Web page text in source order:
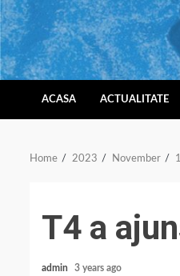
Skip
to
content
ACASA ACTUALITATE
Home 2023 November
T4 a
admin 3 years ago